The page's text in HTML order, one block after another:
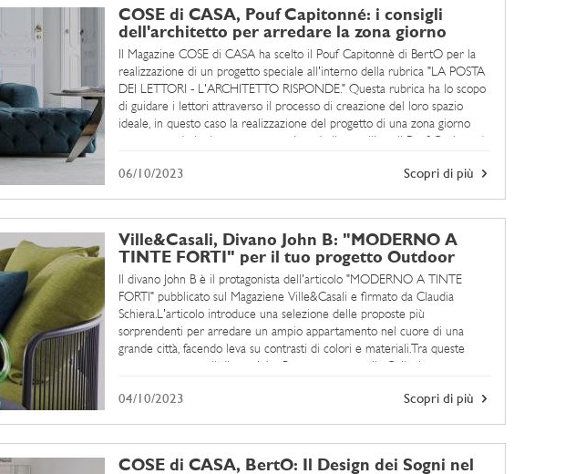
COSE di CASA, Pouf Capitonné: i consigli
dell'architetto per arredare la zona giorno
Il Magazine COSE di CASA ha scelto il Pouf Capitonnè di BertO per la
realizzazione di un progetto speciale all'interno della rubrica "LA POSTA
DEI LETTORI - L'ARCHITETTO RISPONDE." Questa rubrica ha lo scopo
di guidare i lettori attraverso il processo di creazione del loro spazio
ideale, in questo caso la realizzazione del progetto di una zona giorno
Scopri di più
06/10/2023
Ville&Casali, Divano John B: "MODERNO A
TINTE FORTI" per il tuo progetto Outdoor
Il divano John B è il protagonista dell'articolo "MODERNO A TINTE
FORTI" pubblicato sul Magaziene Ville&Casali e firmato da Claudia
Schiera.L'articolo introduce una selezione delle proposte più
sorprendenti per arredare un ampio appartamento nel cuore di una
grande città, facendo leva su contrasti di colori e materiali.Tra queste
Scopri di più
04/10/2023
COSE di CASA, BertO: Il Design dei Sogni nel